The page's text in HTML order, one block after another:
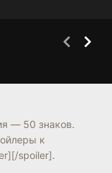
— 50 знаков.
к
spoiler].